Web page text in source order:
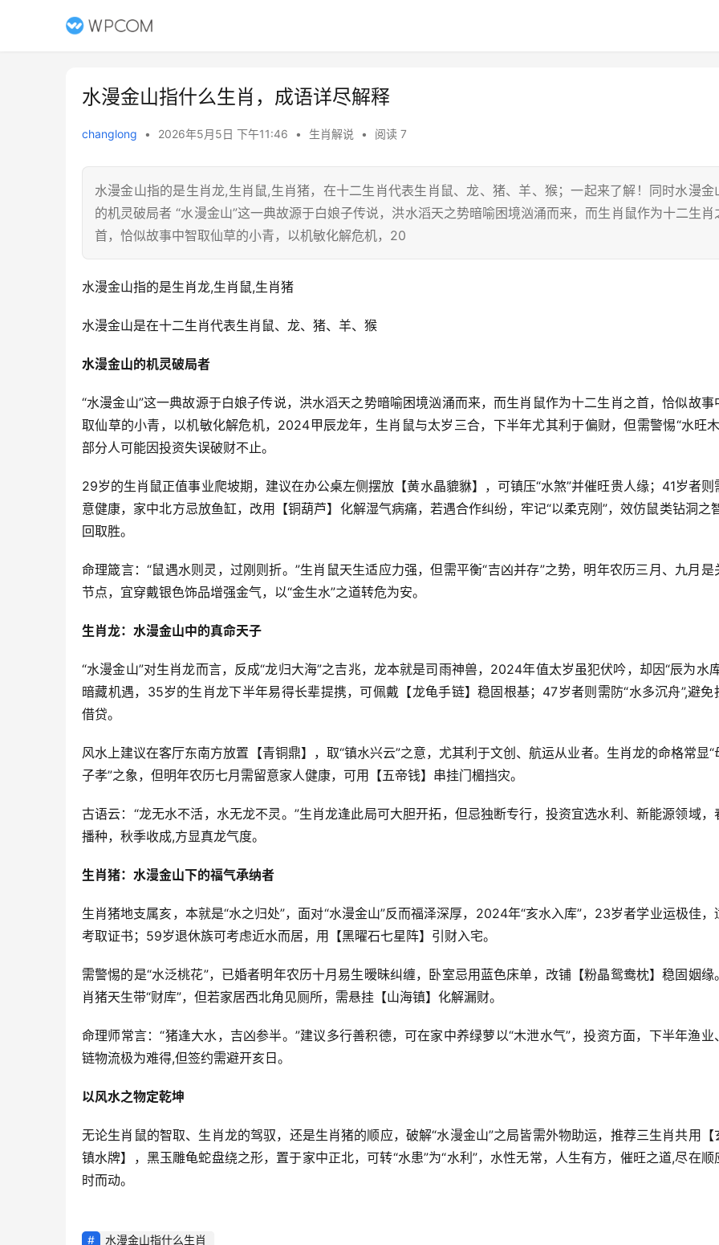
水漫金山指什么生肖，成语详尽解释
changlong • 2026年5月5日 下午11:46 • 生肖解说 • 阅读 7
水漫金山指的是生肖龙,生肖鼠,生肖猪，在十二生肖代表生肖鼠、龙、猪、羊、猴；一起来了解！同时水漫金
的机灵破局者 “水漫金山”这一典故源于白娘子传说，洪水滔天之势暗喻困境汹涌而来，而生肖鼠作为十二生肖
首，恰似故事中智取仙草的小青，以机敏化解危机，20
水漫金山指的是生肖龙,生肖鼠,生肖猪
水漫金山是在十二生肖代表生肖鼠、龙、猪、羊、猴
水漫金山的机灵破局者
“水漫金山”这一典故源于白娘子传说，洪水滔天之势暗喻困境汹涌而来，而生肖鼠作为十二生肖之首，恰似故事
取仙草的小青，以机敏化解危机，2024甲辰龙年，生肖鼠与太岁三合，下半年尤其利于偏财，但需警惕“水旺木
部分人可能因投资失误破财不止。
29岁的生肖鼠正值事业爬坡期，建议在办公桌左侧摆放【黄水晶貔貅】，可镇压“水煞”并催旺贵人缘；41岁者则
意健康，家中北方忌放鱼缸，改用【铜葫芦】化解湿气病痛，若遇合作纠纷，牢记“以柔克刚”，效仿鼠类钻洞之
回取胜。
命理箴言：“鼠遇水则灵，过刚则折。”生肖鼠天生适应力强，但需平衡“吉凶并存”之势，明年农历三月、九月是
节点，宜穿戴银色饰品增强金气，以“金生水”之道转危为安。
生肖龙：水漫金山中的真命天子
“水漫金山”对生肖龙而言，反成“龙归大海”之吉兆，龙本就是司雨神兽，2024年值太岁虽犯伏吟，却因“辰为水
暗藏机遇，35岁的生肖龙下半年易得长辈提携，可佩戴【龙龟手链】稳固根基；47岁者则需防“水多沉舟”,避免
借贷。
风水上建议在客厅东南方放置【青铜鼎】，取“镇水兴云”之意，尤其利于文创、航运从业者。生肖龙的命格常显“
子孝”之象，但明年农历七月需留意家人健康，可用【五帝钱】串挂门楣挡灾。
古语云：“龙无水不活，水无龙不灵。”生肖龙逢此局可大胆开拓，但忌独断专行，投资宜选水利、新能源领域，
播种，秋季收成,方显真龙气度。
生肖猪：水漫金山下的福气承纳者
生肖猪地支属亥，本就是“水之归处”，面对“水漫金山”反而福泽深厚，2024年“亥水入库”，23岁者学业运极佳，
考取证书；59岁退休族可考虑近水而居，用【黑曜石七星阵】引财入宅。
需警惕的是“水泛桃花”，已婚者明年农历十月易生暧昧纠缠，卧室忌用蓝色床单，改铺【粉晶鸳鸯枕】稳固姻缘
肖猪天生带“财库”，但若家居西北角见厕所，需悬挂【山海镇】化解漏财。
命理师常言：“猪逢大水，吉凶参半。”建议多行善积德，可在家中养绿萝以“木泄水气”，投资方面，下半年渔业
链物流极为难得,但签约需避开亥日。
以风水之物定乾坤
无论生肖鼠的智取、生肖龙的驾驭，还是生肖猪的顺应，破解“水漫金山”之局皆需外物助运，推荐三生肖共用【
镇水牌】，黑玉雕龟蛇盘绕之形，置于家中正北，可转“水患”为“水利”，水性无常，人生有方，催旺之道,尽在顺
时而动。
水漫金山指什么生肖